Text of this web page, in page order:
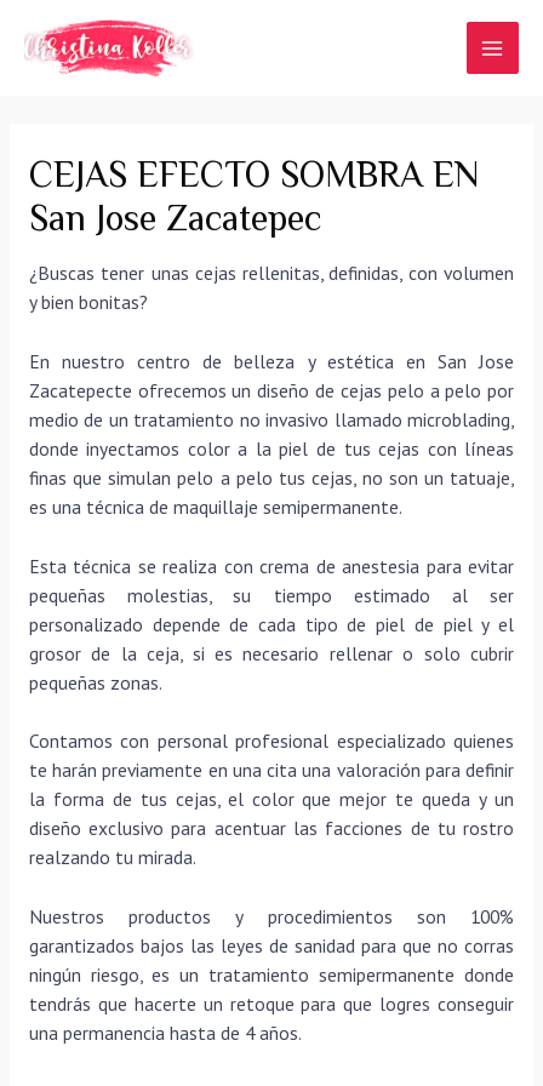
contenido
CEJAS EFECTO SOMBRA EN
San Jose Zacatepec
¿Buscas tener unas cejas rellenitas, definidas, con volumen
y bien bonitas?
En nuestro centro de belleza y estética en San Jose
Zacatepecte ofrecemos un diseño de cejas pelo a pelo por
medio de un tratamiento no invasivo llamado microblading,
donde inyectamos color a la piel de tus cejas con líneas
finas que simulan pelo a pelo tus cejas, no son un tatuaje,
es una técnica de maquillaje semipermanente.
Esta técnica se realiza con crema de anestesia para evitar
pequeñas molestias, su tiempo estimado al ser
personalizado depende de cada tipo de piel de piel y el
grosor de la ceja, si es necesario rellenar o solo cubrir
pequeñas zonas.
Contamos con personal profesional especializado quienes
te harán previamente en una cita una valoración para definir
la forma de tus cejas, el color que mejor te queda y un
diseño exclusivo para acentuar las facciones de tu rostro
realzando tu mirada.
Nuestros productos y procedimientos son 100%
garantizados bajos las leyes de sanidad para que no corras
ningún riesgo, es un tratamiento semipermanente donde
tendrás que hacerte un retoque para que logres conseguir
una permanencia hasta de 4 años.